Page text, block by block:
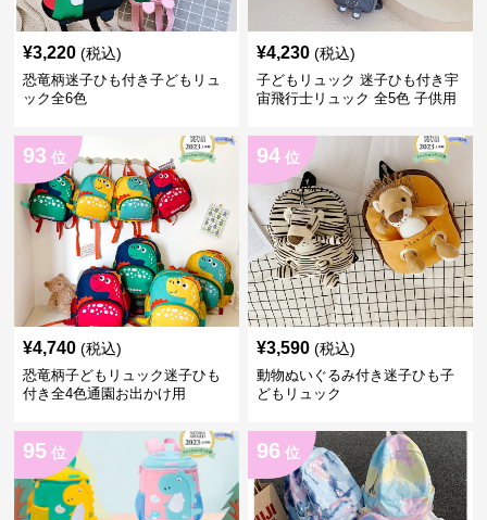
¥3,220 (税込)
恐竜柄迷子ひも付き子どもリュ
ック全6色
¥4,230 (税込)
子どもリュック 迷子ひも付き宇
宙飛行士リュック 全5色 子供用
93 位
¥4,740 (税込)
恐竜柄子どもリュック迷子ひも
付き全4色通園お出かけ用
94 位
¥3,590 (税込)
動物ぬいぐるみ付き迷子ひも子
どもリュック
95 位 96 位